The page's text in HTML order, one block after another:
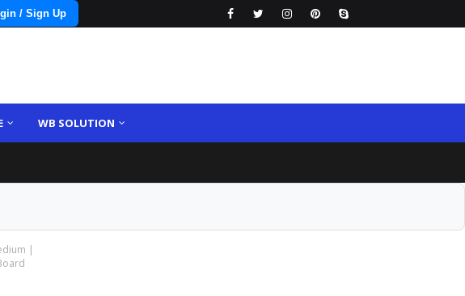
/ Sign Up
WB SOLUTION
|